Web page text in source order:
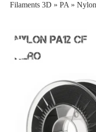
Filaments 3D » PA »